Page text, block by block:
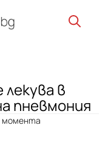
в
пневмония
момента